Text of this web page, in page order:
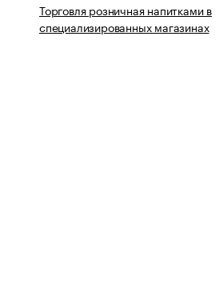
Торговля розничная напитками в
специализированных магазинах